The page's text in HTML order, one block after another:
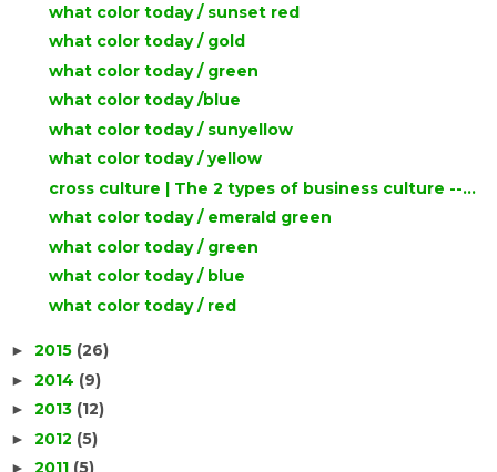
what color today / sunset red
what color today / gold
what color today / green
what color today /blue
what color today / sunyellow
what color today / yellow
cross culture | The 2 types of business culture --...
what color today / emerald green
what color today / green
what color today / blue
what color today / red
► 2015 (26)
► 2014 (9)
► 2013 (12)
► 2012 (5)
► 2011 (5)